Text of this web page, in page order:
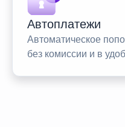
Автоплатежи
Автоматическое
без комиссии и в